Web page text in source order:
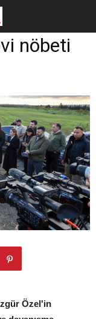
nöbeti
Özel'in